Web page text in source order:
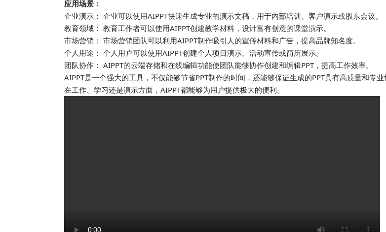
应用场景：
企业演示： 企业可以使用AIPPT快速生成专业的演示文稿，用于内部培训、客户演示或股东会议。
教育领域： 教育工作者可以使用AIPPT创建教学材料，设计富有创意的课堂演示。
市场营销： 市场营销团队可以利用AIPPT制作吸引人的宣传材料和广告，提高品牌知名度。
个人用途： 个人用户可以使用AIPPT创建个人项目演示、活动宣传或简历展示。
团队协作： AIPPT的云端存储和在线编辑功能使团队能够协作创建和编辑PPT，提高工作效率。
AIPPT是一个强大的工具，不仅能够节省PPT制作的时间，还能够保证生成的PPT具有高质量和专
在工作、学习还是演示方面，AIPPT都能够为用户提供极大的便利。